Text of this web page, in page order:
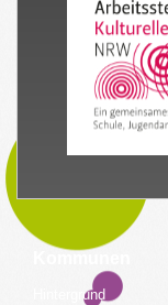
Hintergrund